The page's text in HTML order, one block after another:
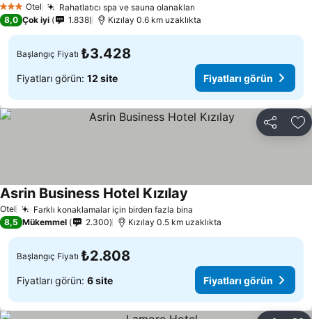
3 YıldızOtel Rahatlatıcı spa ve sauna olanakları
8,0 Çok iyi 1.838 Kızılay 0.6 km uzaklıkta
Başlangıç Fiyatı ₺3.428
Fiyatları görün: 12 site Fiyatları görün
Paylaş
Otel Farklı konaklamalar için birden fazla bina
Asrin Business Hotel Kızılay
8,5 Mükemmel 2.300 Kızılay 0.5 km uzaklıkta
Başlangıç Fiyatı ₺2.808
Fiyatları görün: 6 site Fiyatları görün